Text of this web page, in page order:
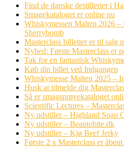
Find de danske destillerier i
Smagekataloget er online nu
Whiskymessen Malten 2026 –
Sherrybomb
Masterclass billetter er til salg
Nyhed: Første Masterclass
Tak for en fantastisk
Køb din billet ved Indgangen
Whiskymesse Malten 2025 –
Husk at tilmelde dig
Så er smagsprøvekataloget
Scientific Lectures –
Ny udstiller – Highland Soap
Ny udstiller – Beantobite.dk
Ny udstiller – Kjø Beef Jerky
Første 2 x Masterclass er